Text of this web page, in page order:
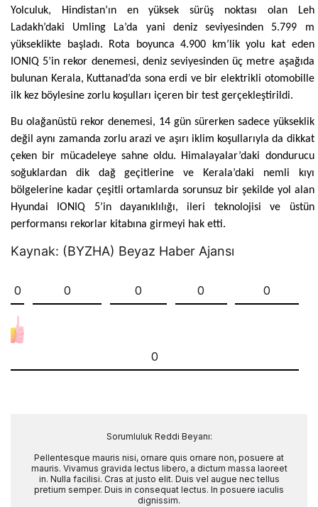
Yolculuk, Hindistan’ın en yüksek sürüş noktası olan Leh
Ladakh’daki Umling La’da yani deniz seviyesinden 5.799 m
yükseklikte başladı. Rota boyunca 4.900 km’lik yolu kat eden
IONIQ 5’in rekor denemesi, deniz seviyesinden üç metre aşağıda
bulunan Kerala, Kuttanad’da sona erdi ve bir elektrikli otomobille
ilk kez böylesine zorlu koşulları içeren bir test gerçekleştirildi.
Bu olağanüstü rekor denemesi, 14 gün sürerken sadece yükseklik
değil aynı zamanda zorlu arazi ve aşırı iklim koşullarıyla da dikkat
çeken bir mücadeleye sahne oldu. Himalayalar’daki dondurucu
soğuklardan dik dağ geçitlerine ve Kerala’daki nemli kıyı
bölgelerine kadar çeşitli ortamlarda sorunsuz bir şekilde yol alan
Hyundai IONIQ 5’in dayanıklılığı, ileri teknolojisi ve üstün
performansı rekorlar kitabına girmeyi hak etti.
Kaynak: (BYZHA) Beyaz Haber Ajansı
0 0 0 0 0
0
Sorumluluk Reddi Beyanı:
Pellentesque mauris nisi, ornare quis ornare non, posuere at
mauris. Vivamus gravida lectus libero, a dictum massa laoreet
in. Nulla facilisi. Cras at justo elit. Duis vel augue nec tellus
pretium semper. Duis in consequat lectus. In posuere iaculis
dignissim.